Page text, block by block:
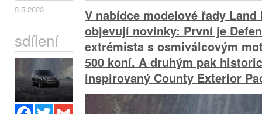
9.5.2023
sdílení
Facebook
Twitter
V nabídce modelové řady Land
objevují novinky: První je
extrémista s osmiválcovým
500 koní. A druhým pak
inspirovaný County Exterior